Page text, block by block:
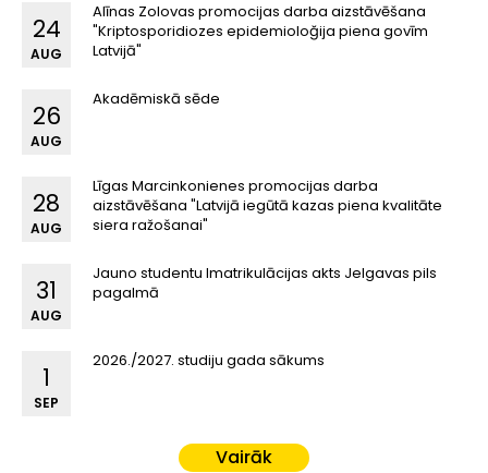
Alīnas Zolovas promocijas darba aizstāvēšana
"Kriptosporidiozes epidemioloğija piena govīm
Latvijā"
24
AUG
Akadēmiskā sēde
26
AUG
Līgas Marcinkonienes promocijas darba
aizstāvēšana "Latvijā iegūtā kazas piena kvalitāte
siera ražošanai"
28
AUG
Jauno studentu Imatrikulācijas akts Jelgavas pils
pagalmā
31
AUG
2026./2027. studiju gada sākums
1
SEP
Vairāk